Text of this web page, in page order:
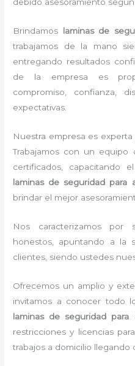
Brindamos laminas de
trabajamos de la mano
entregando resultados
de la empresa es
compromiso, confianza,
expectativas.
Nuestra empresa es
Trabajamos con un equipo
certificados, capacitando
laminas de seguridad para
brindar el mejor
Nos caracterizamos por
honestos, apuntando a la
clientes, siendo ustedes
Ofrecemos un amplio y
invitamos a conocer todo
laminas de seguridad
restricciones y licencias
trabajos a domicilio llegando